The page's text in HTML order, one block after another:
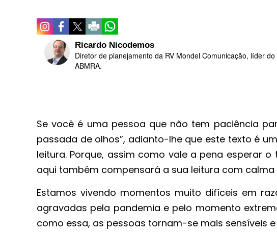
Ricardo Nicodemos
Diretor de planejamento da RV Mondel Comunicação, líder
ABMRA.
Se você é uma pessoa que não tem paciência
passada de olhos”, adianto-lhe que este texto é
leitura. Porque, assim como vale a pena esperar
aqui também compensará a sua leitura com calma
Estamos vivendo momentos muito difíceis em
agravadas pela pandemia e pelo momento
como essa, as pessoas tornam-se mais sensíveis